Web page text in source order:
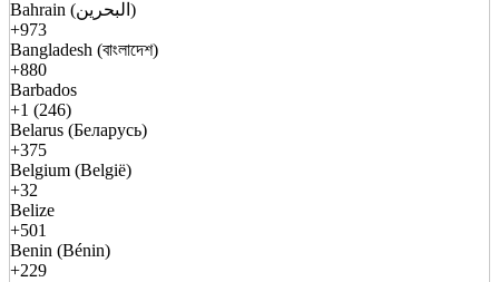
Bahrain (البحرين)
+973
Bangladesh (বাংলাদেশ)
+880
Barbados
+1 (246)
Belarus (Беларусь)
+375
Belgium (België)
+32
Belize
+501
Benin (Bénin)
+229